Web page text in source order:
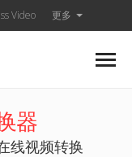
Video 更多
器
线视频转换